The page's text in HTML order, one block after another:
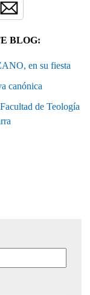
BLOG:
en su fiesta
canónica
de Teología